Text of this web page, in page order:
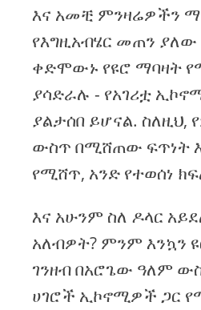
እና አመቺ ምንዛሬዎችን
የእግዚአብሄር መጠን
ቀድሞውኑ የዩሮ ማባዛት
ያሳድራሉ - የአገሪቷ
ያልታሰበ ይሆናል.
ውስጥ በሚሸጠው ፍጥነት
የሚሸጥ, አንድ የተወሰነ
እና አሁንም ስለ ዶላር
አለብዎት? ምንም እንኳን
ገንዘብ በአሮጌው ዓለም
ሀገሮች ኢኮኖሚዎች ጋር